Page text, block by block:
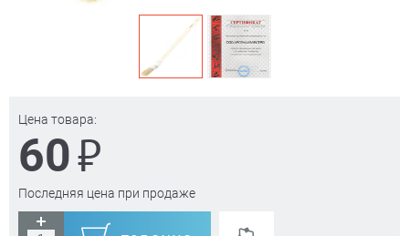
Цена товара:
60₽
Последняя цена при продаже